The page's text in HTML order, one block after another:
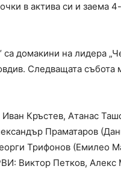
в актива си и заема
са домакини на лидера
Следващата събота
Кръстев, Атанас
Праматаров
Трифонов (Емилео
Виктор Петков,